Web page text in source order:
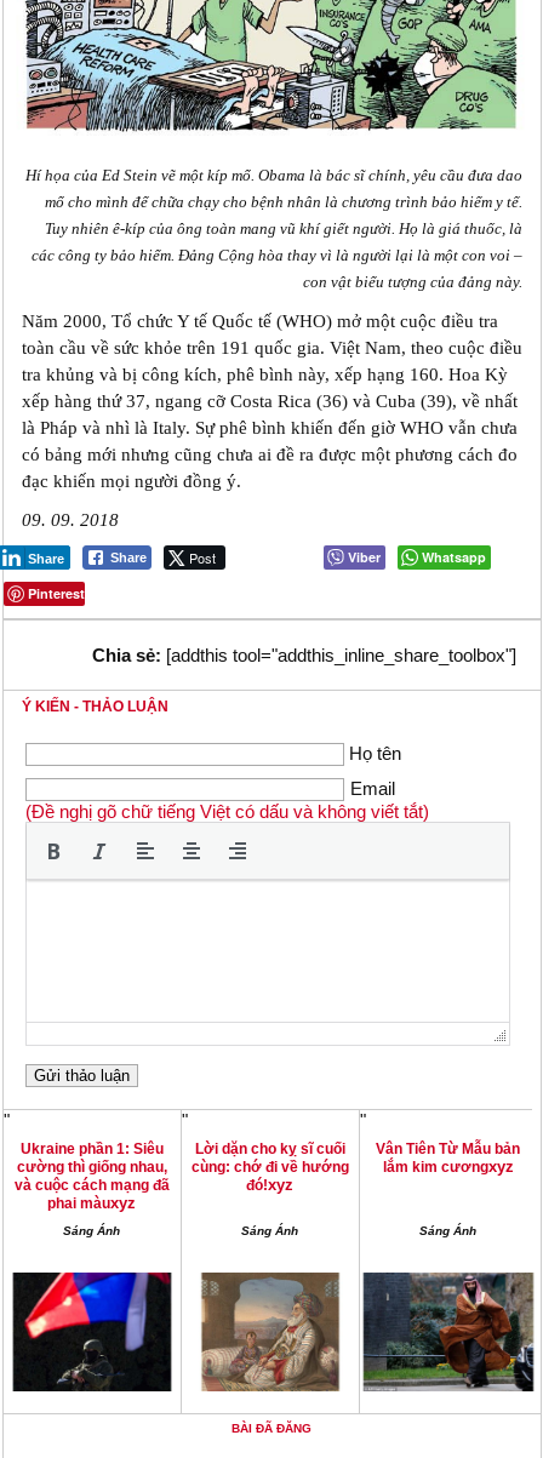
Hí họa của Ed Stein vẽ một kíp mổ. Obama là bác sĩ chính, yêu cầu đưa dao
mổ cho mình để chữa chạy cho bệnh nhân là chương trình bảo hiểm y tế.
Tuy nhiên ê-kíp của ông toàn mang vũ khí giết người. Họ là giá thuốc, là
các công ty bảo hiểm. Đảng Cộng hòa thay vì là người lại là một con voi –
con vật biểu tượng của đảng này.
Năm 2000, Tổ chức Y tế Quốc tế (WHO) mở một cuộc điều tra
toàn cầu về sức khỏe trên 191 quốc gia. Việt Nam, theo cuộc điều
tra khủng và bị công kích, phê bình này, xếp hạng 160. Hoa Kỳ
xếp hàng thứ 37, ngang cỡ Costa Rica (36) và Cuba (39), về nhất
là Pháp và nhì là Italy. Sự phê bình khiến đến giờ WHO vẫn chưa
có bảng mới nhưng cũng chưa ai đề ra được một phương cách đo
đạc khiến mọi người đồng ý.
09. 09. 2018
Share Post
Share Viber
Whatsapp
Pinterest
Chia sẻ: [addthis tool="addthis_inline_share_toolbox"]
Ý KIẾN - THẢO LUẬN
Họ tên
Email
(Đề nghị gõ chữ tiếng Việt có dấu và không viết tắt)
"
Ukraine phần 1: Siêu
cường thì giống nhau,
và cuộc cách mạng đã
phai màuxyz
Sáng Ánh
"
Lời dặn cho kỵ sĩ cuối
cùng: chớ đi về hướng
đó!xyz
Sáng Ánh
"
Vân Tiên Từ Mẫu bản
lắm kim cươngxyz
Sáng Ánh
BÀI ĐÃ ĐĂNG